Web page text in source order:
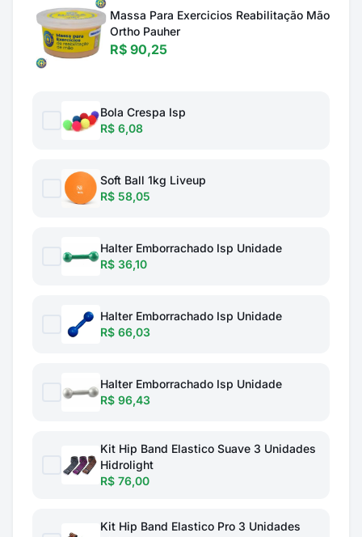
Massa Para Exercicios Reabilitação Mão
Ortho Pauher
R$ 90,25
Bola Crespa Isp
R$ 6,08
Soft Ball 1kg Liveup
R$ 58,05
Halter Emborrachado Isp Unidade
R$ 36,10
Halter Emborrachado Isp Unidade
R$ 66,03
Halter Emborrachado Isp Unidade
R$ 96,43
Kit Hip Band Elastico Suave 3 Unidades
Hidrolight
R$ 76,00
Kit Hip Band Elastico Pro 3 Unidades